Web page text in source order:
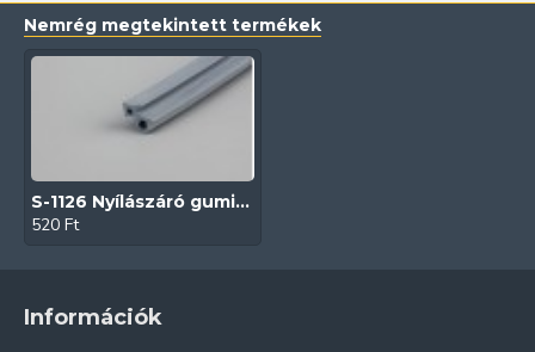
Nemrég megtekintett termékek
S-1126 Nyílászáró gumitömítés (Szürke| Műanyag nyílászárókhoz)
520 Ft
Információk